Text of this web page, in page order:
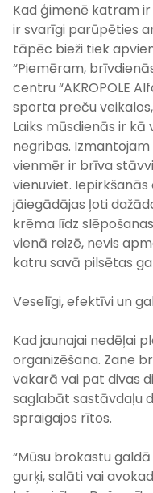
Kad ģimenē katram
ir svarīgi parūpēties
tāpēc bieži tiek
“Piemēram,
centru “AKROPOLE
sporta preču
Laiks mūsdienās ir
negribas.
vienmēr ir brīva
vienuviet.
jāiegādājas ļoti
krēma līdz
vienā reizē, nevis
katru savā pilsētas
Veselīgi, efektīvi un
Kad jaunajai nedēļai
organizēšana. Zane
vakarā vai pat divas
saglabāt sastāvdaļu
spraigajos rītos.
“Mūsu brokastu
gurķi, salāti vai